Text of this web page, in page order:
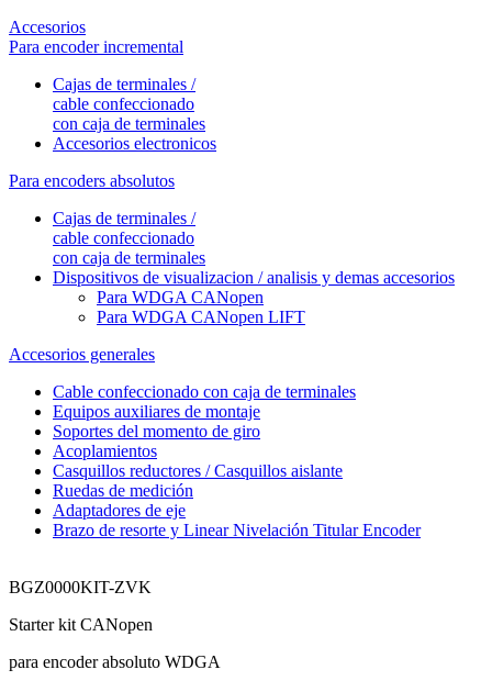
Accesorios
Para encoder incremental
Cajas de terminales /
cable confeccionado
con caja de terminales
Accesorios electronicos
Para encoders absolutos
Cajas de terminales /
cable confeccionado
con caja de terminales
Dispositivos de visualizacion / analisis y demas accesorios
Para WDGA CANopen
Para WDGA CANopen LIFT
Accesorios generales
Cable confeccionado con caja de terminales
Equipos auxiliares de montaje
Soportes del momento de giro
Acoplamientos
Casquillos reductores / Casquillos aislante
Ruedas de medición
Adaptadores de eje
Brazo de resorte y Linear Nivelación Titular Encoder
BGZ0000KIT-ZVK
Starter kit CANopen
para encoder absoluto WDGA